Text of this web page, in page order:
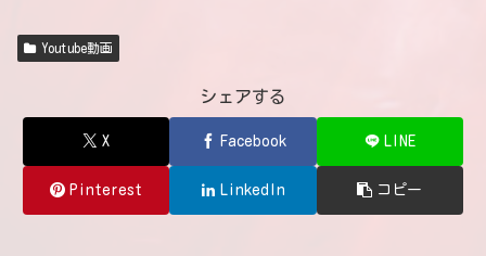
Youtube動画
シェアする
X Facebook LINE
Pinterest LinkedIn コピー